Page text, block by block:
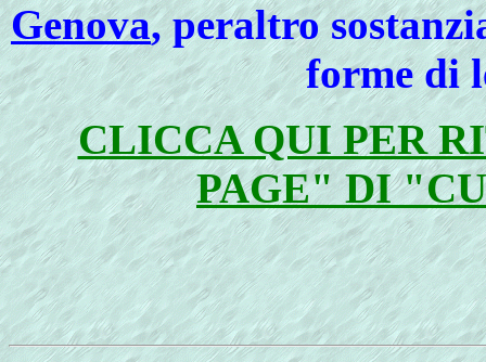
Genova, peraltro
forme di
CLICCA QUI PER
PAGE" DI